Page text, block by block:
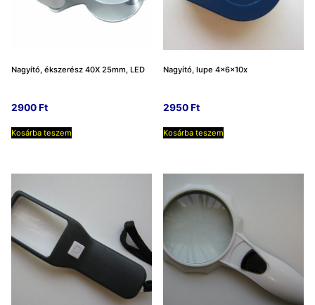
Nagyító, ékszerész 40X 25mm, LED
2900Ft
Kosárba teszem
Nagyító, lupe 4x6x10x
2950Ft
Kosárba teszem